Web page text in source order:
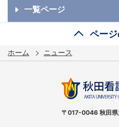
一覧ページ
ペー
ホーム ニュース
〒017-0046 秋田